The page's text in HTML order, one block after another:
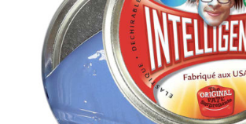
AJOUTER AU PANIER
/
DETAILS